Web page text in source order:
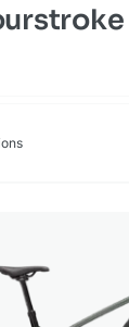
This
The
options